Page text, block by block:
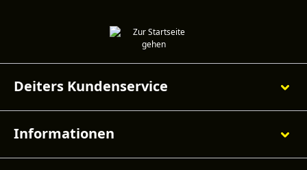
Deiters Kundenservice
Informationen